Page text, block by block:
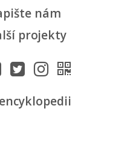
nám
projekty